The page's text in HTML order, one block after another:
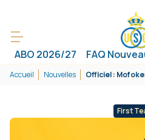
ABO 2026/27 FAQ
Accueil Nouvelles Officiel :
First